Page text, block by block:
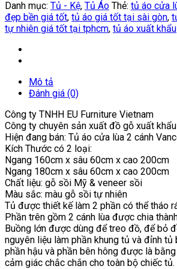
Danh mục: Tủ - Kệ, Tủ Áo Thẻ: tủ áo cửa
đẹp bền giá tốt, tủ áo giá tốt tại sài gòn,
tự nhiên giá tốt tại tphcm, tủ áo xuất khẩu
Mô tả
Đánh giá (0)
Công ty TNHH EU Furniture Vietnam
Công ty chuyên sản xuất đồ gỗ xuất khẩu
Hiện đang bán: Tủ áo cửa lùa 2 cánh
Kích Thước có 2 loại:
Ngang 160cm x sâu 60cm x cao 200cm
Ngang 180cm x sâu 60cm x cao 200cm
Chất liệu: gỗ sồi Mỹ & veneer sồi
Màu sắc: màu gỗ sồi tự nhiên
Tủ được thiết kế làm 2 phần có thể tháo
Phần trên gồm 2 cánh lùa được chia
Buồng lớn được dùng để treo đồ, để bỏ
nguyên liệu làm phần khung tủ và đỉnh
phần hậu và phần bên hông được là
cảm giác chắc chắn cho toàn bộ chiếc tủ.